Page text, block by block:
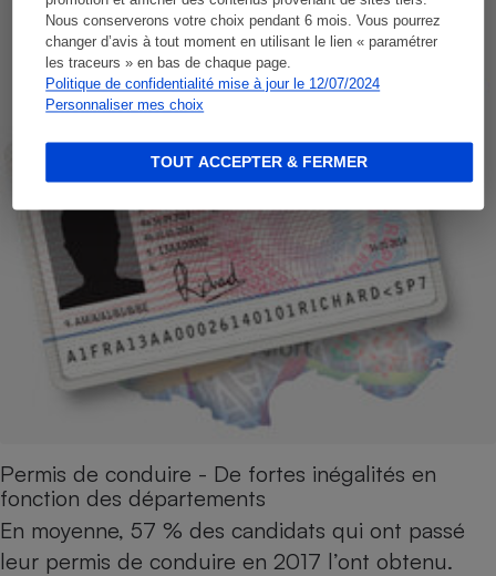
Nous conserverons votre choix pendant 6 mois. Vous pourrez
changer d’avis à tout moment en utilisant le lien « paramétrer
les traceurs » en bas de chaque page.
Politique de confidentialité mise à jour le 12/07/2024
Personnaliser mes choix
TOUT ACCEPTER & FERMER
Permis de conduire - De fortes inégalités en
fonction des départements
En moyenne, 57 % des candidats qui ont passé
leur permis de conduire en 2017 l’ont obtenu.